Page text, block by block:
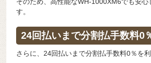
す。
24回払いまで分割払手数料0
さらに、24回払いまで分割払手数料0％を利